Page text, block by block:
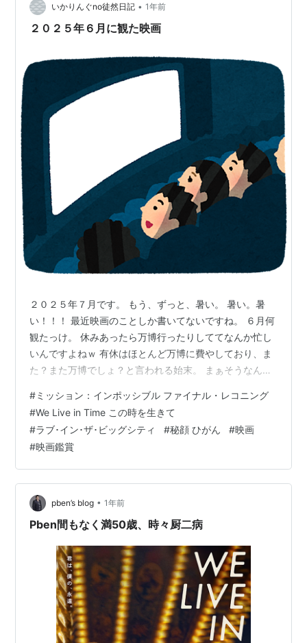
いかりんぐno徒然日記 • 1年前
２０２５年６月に観た映画
２０２５年７月です。 もう、ずっと、暑い。 暑い。暑
い！！！ 最近映画のことしか書いてないですね。 ６月何
観たっけ。 休みあったら万博行ったりしててなんか忙し
いんですよねｗ 有休はほとんど万博に費やしており、ま
た？また万博でしょ？と言われる始末。 まぁそうなんで
らっちゃったのか、微熱が出て（そこまで上がらずすぐ
下がった）その後身体は元気なのに喉だけ痛くて声が出
なくなったりしたけど。 遊びすぎですね。 ６月は７本観
てました。 ミッション：インポッシブル ファイナル・レ
コニング We Live in Time この時を生きて リロ＆スティ
ッチ M…
#ミッション：インポッシブル ファイナル・レコニング
#We Live in Time この時を生きて
#ラブ･イン･ザ･ビッグシティ #秘顔 ひがん #映画
#映画鑑賞
pben’s blog • 1年前
Pben間もなく満50歳、時々厨二病